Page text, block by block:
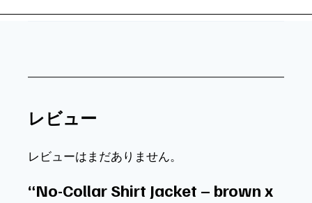
レビュー
レビューはまだありません。
“No-Collar Shirt Jacket – brown x